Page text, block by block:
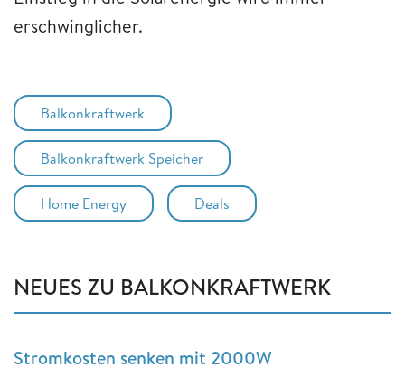
erschwinglicher.
Balkonkraftwerk
Balkonkraftwerk Speicher
Home Energy Deals
NEUES ZU BALKONKRAFTWERK
Stromkosten senken mit 2000W